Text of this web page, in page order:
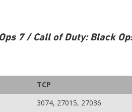
7 / Call of Duty: Black
TCP
3074, 27015, 27036